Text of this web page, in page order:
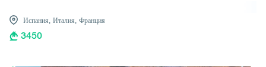
Испания, Италия, Франция
3450